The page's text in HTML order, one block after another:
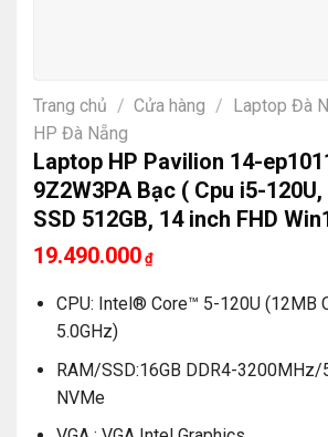
Trang chủ / Cửa hàng / Laptop Đà
HP Đà Nẵng
Laptop HP Pavilion 14-
9Z2W3PA Bạc ( Cpu i5-120U,
SSD 512GB, 14 inch FHD
19.490.000 ₫
CPU: Intel® Core™ 5-120U (12MB
5.0GHz)
RAM/SSD:16GB DDR4-3200MHz/
NVMe